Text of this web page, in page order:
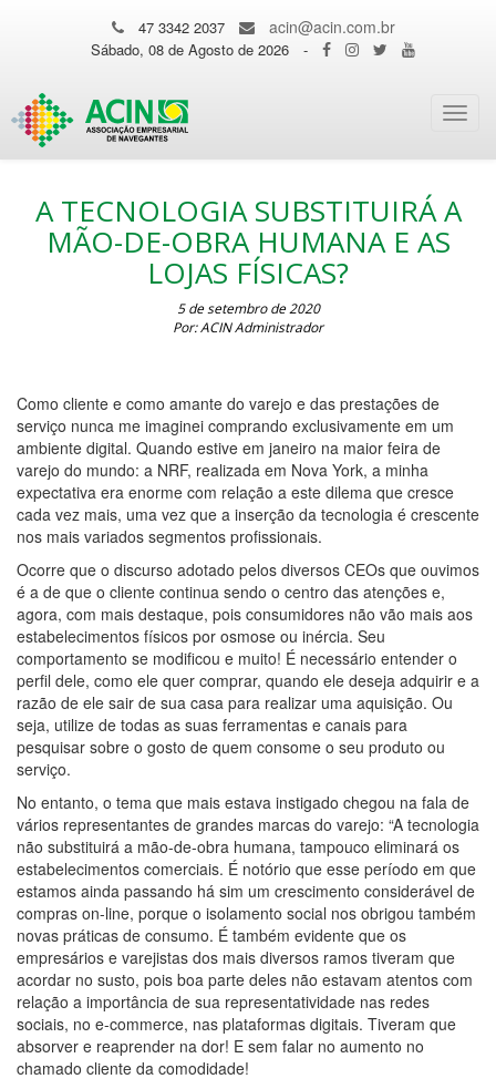
47 3342 2037 acin@acin.com.br
Sábado, 08 de Agosto de 2026 -
A TECNOLOGIA SUBSTITUIRÁ A
MÃO-DE-OBRA HUMANA E AS
LOJAS FÍSICAS?
5 de setembro de 2020
Por: ACIN Administrador
Como cliente e como amante do varejo e das prestações de
serviço nunca me imaginei comprando exclusivamente em um
ambiente digital. Quando estive em janeiro na maior feira de
varejo do mundo: a NRF, realizada em Nova York, a minha
expectativa era enorme com relação a este dilema que cresce
cada vez mais, uma vez que a inserção da tecnologia é crescente
nos mais variados segmentos profissionais.
Ocorre que o discurso adotado pelos diversos CEOs que ouvimos
é a de que o cliente continua sendo o centro das atenções e,
agora, com mais destaque, pois consumidores não vão mais aos
estabelecimentos físicos por osmose ou inércia. Seu
comportamento se modificou e muito! É necessário entender o
perfil dele, como ele quer comprar, quando ele deseja adquirir e a
razão de ele sair de sua casa para realizar uma aquisição. Ou
seja, utilize de todas as suas ferramentas e canais para
pesquisar sobre o gosto de quem consome o seu produto ou
serviço.
No entanto, o tema que mais estava instigado chegou na fala de
vários representantes de grandes marcas do varejo: “A tecnologia
não substituirá a mão-de-obra humana, tampouco eliminará os
estabelecimentos comerciais. É notório que esse período em que
estamos ainda passando há sim um crescimento considerável de
compras on-line, porque o isolamento social nos obrigou também
novas práticas de consumo. É também evidente que os
empresários e varejistas dos mais diversos ramos tiveram que
acordar no susto, pois boa parte deles não estavam atentos com
relação a importância de sua representatividade nas redes
sociais, no e-commerce, nas plataformas digitais. Tiveram que
absorver e reaprender na dor! E sem falar no aumento no
chamado cliente da comodidade!